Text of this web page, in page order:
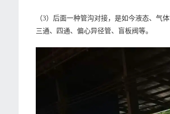
（3）后面一种管沟对接，是如今液态、气
三通、四通、偏心异径管、盲板阀等。